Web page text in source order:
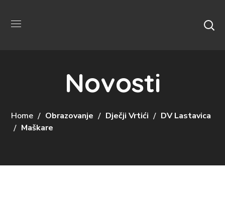
Novosti
Home Obrazovanje Dječji Vrtići
DV Lastavica
Maškare